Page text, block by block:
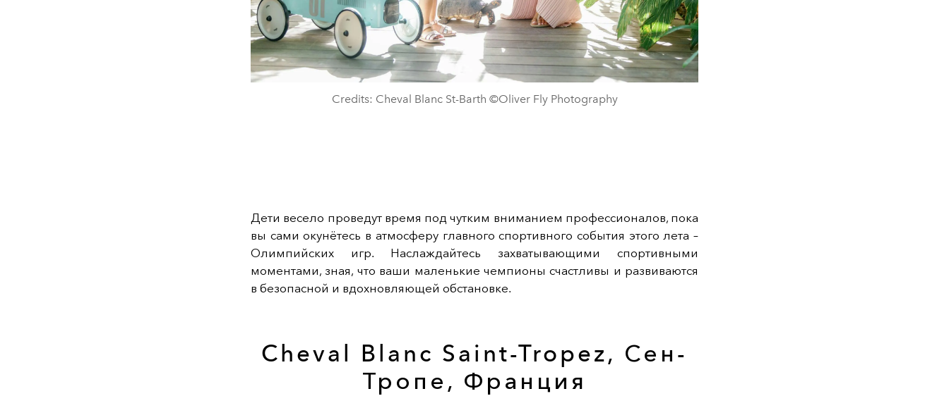
Credits: Cheval Blanc St-Barth ©Oliver Fly Photography
Дети весело проведут время под чутким вниманием профессионалов, пока
вы сами окунётесь в атмосферу главного спортивного события этого лета –
Олимпийских игр. Наслаждайтесь захватывающими спортивными
моментами, зная, что ваши маленькие чемпионы счастливы и развиваются
в безопасной и вдохновляющей обстановке.
Cheval Blanc Saint-Tropez, Сен-
Тропе, Франция